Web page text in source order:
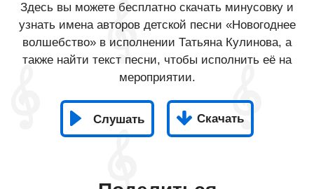
Здесь вы можете бесплатно скачать минусовку и
узнать имена авторов детской песни «Новогоднее
волшебство» в исполнении Татьяна Кулинова, а
также найти текст песни, чтобы исполнить её на
мероприятии.
Слушать Скачать